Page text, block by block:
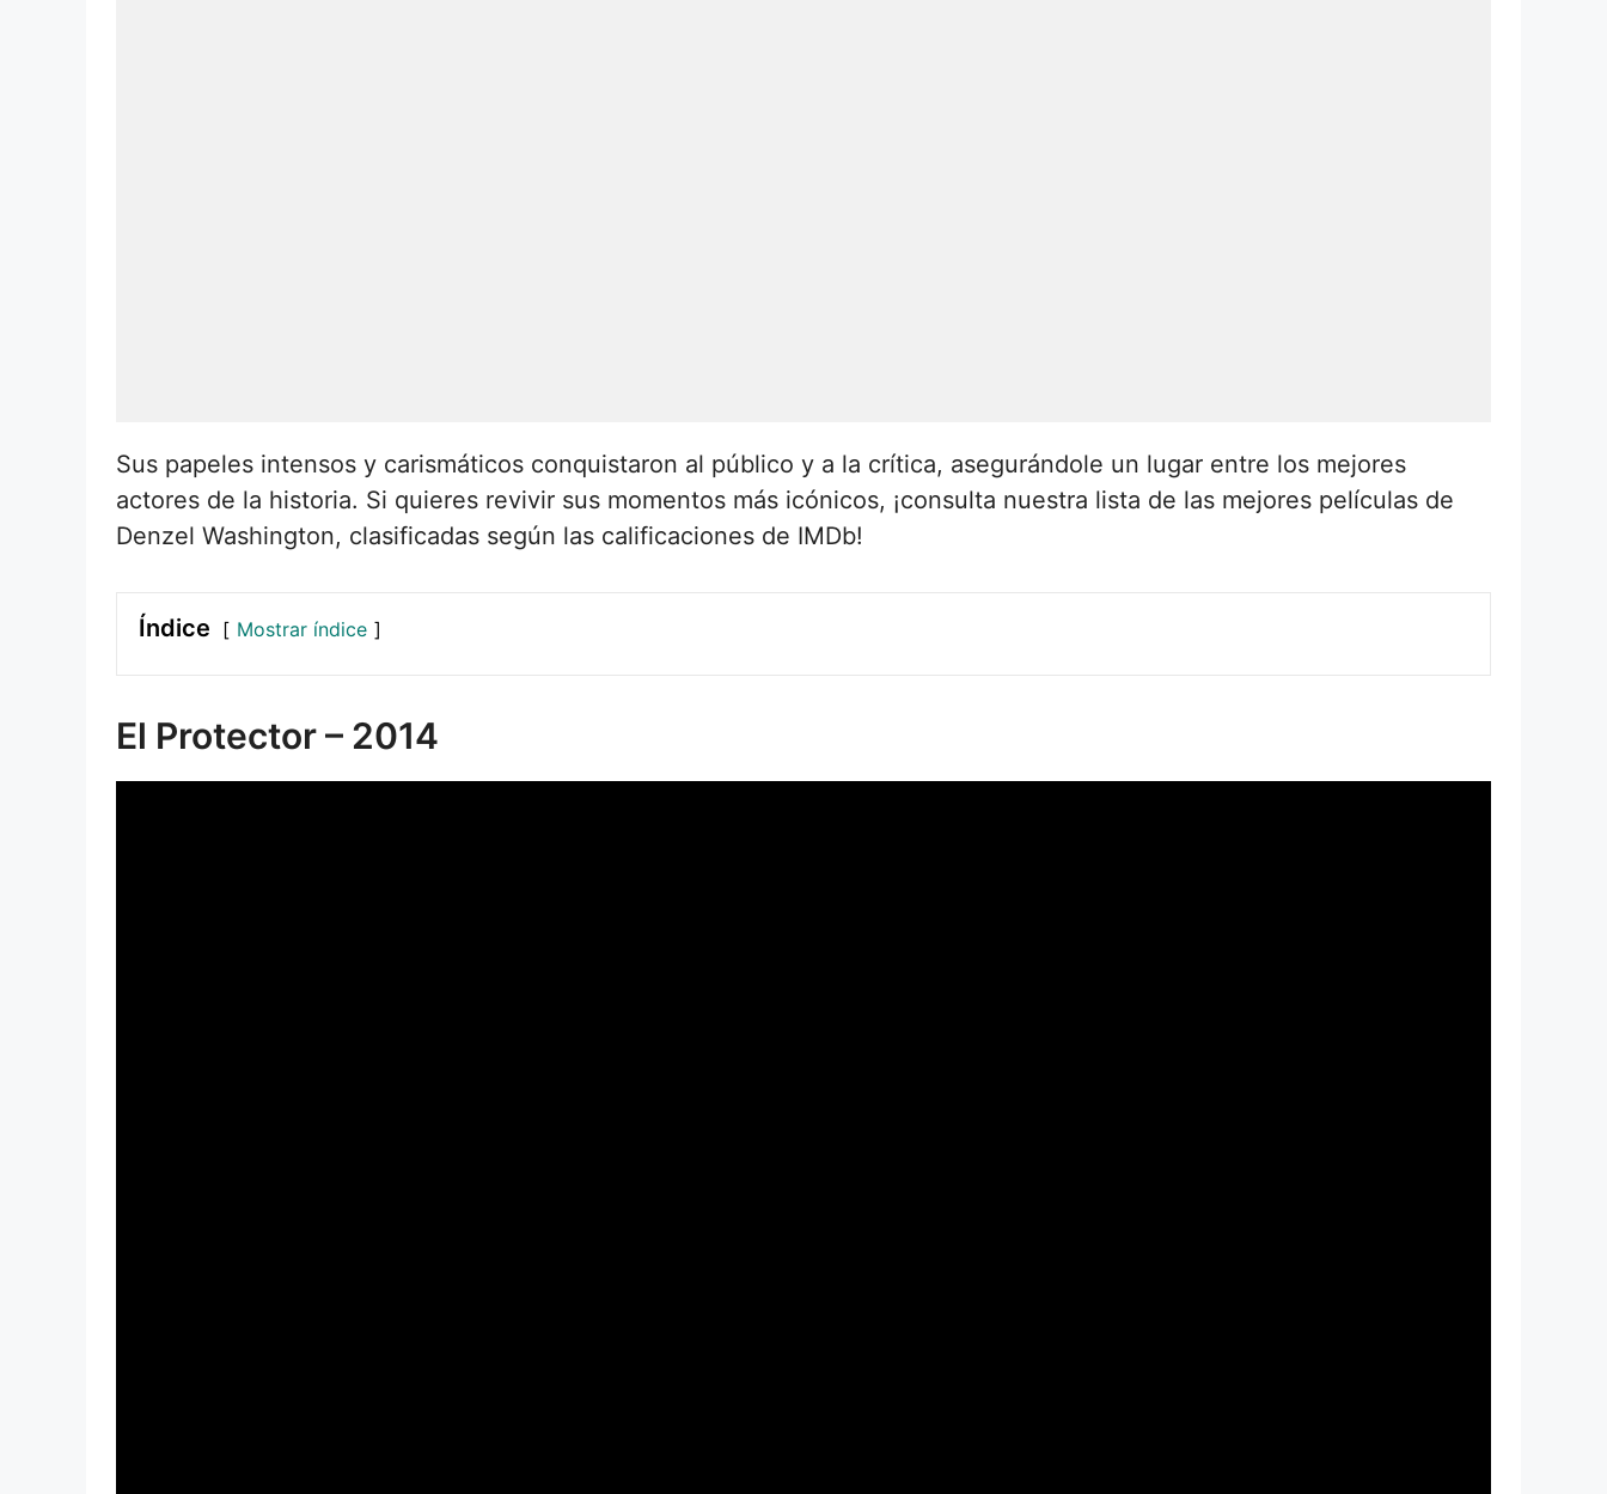
Sus papeles intensos y carismáticos conquistaron al público y a la crítica, asegurándole un lugar entre los mejores
actores de la historia. Si quieres revivir sus momentos más icónicos, ¡consulta nuestra lista de las mejores películas de
Denzel Washington, clasificadas según las calificaciones de IMDb!
Índice Mostrar índice
El Protector – 2014